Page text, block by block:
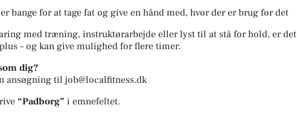
bange for at tage fat og give en hånd med, hvor der er brug for det
med træning, instruktørarbejde eller lyst til at stå for hold, er det
– og kan give mulighed for flere timer.
dig?
ansøgning til job@localfitness.dk
“Padborg” i emnefeltet.